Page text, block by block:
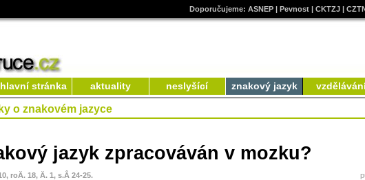
Doporučujeme: ASNEP| Pevnost| CKTZJ|
hlavní stránka aktuality neslyšící znakový jazyk
o znakovém jazyce
jazyk zpracováván v mozku?
roÄ. 18, Ä. 1, s.Â 24-25.